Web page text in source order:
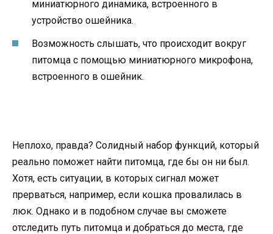
миниатюрного динамика, встроенного в
устройство ошейника.
Возможность слышать, что происходит вокруг
питомца с помощью миниатюрного микрофона,
встроенного в ошейник.
Неплохо, правда? Солидный набор функций, который
реально поможет найти питомца, где бы он ни был.
Хотя, есть ситуации, в которых сигнал может
прерваться, например, если кошка провалилась в
люк. Однако и в подобном случае вы сможете
отследить путь питомца и добраться до места, где